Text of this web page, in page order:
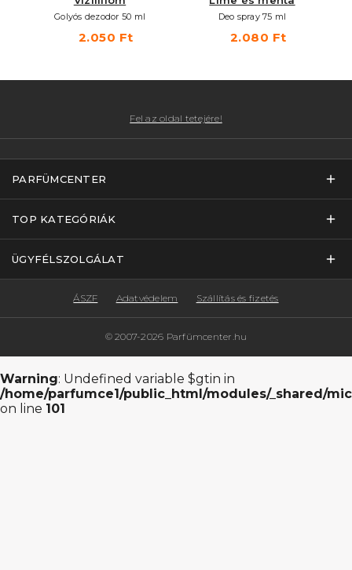
Golyós dezodor 50 ml
2.050 Ft
Deo spray 75 ml
2.080 Ft
Fel az oldal tetejére!
PARFÜMCENTER
TOP KATEGÓRIÁK
ÜGYFÉLSZOLGÁLAT
© 2007-2026 Parfümcenter.hu
ÁSZF Adatvédelem Szállítás és fizetés
Warning: Undefined variable $gtin in
/home/parfumce1/public_html/modules/_shared/
on line 101